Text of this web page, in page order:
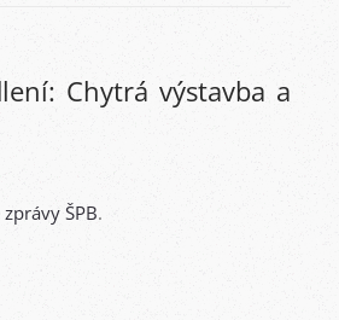
Chytrá výstavba a
ŠPB.